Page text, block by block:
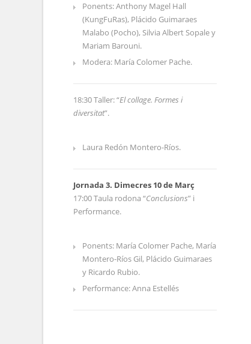
Ponents: Anthony Magel Hall
(KungFuRas), Plácido Guimaraes
Malabo (Pocho), Silvia Albert Sopale y
Mariam Barouni.
Modera: María Colomer Pache.
18:30 Taller: “El collage. Formes i
diversitat”.
Laura Redón Montero-Ríos.
Jornada 3. Dimecres 10 de Març
17:00 Taula rodona “Conclusions” i
Performance.
Ponents: María Colomer Pache, María
Montero-Ríos Gil, Plácido Guimaraes
y Ricardo Rubio.
Performance: Anna Estellés